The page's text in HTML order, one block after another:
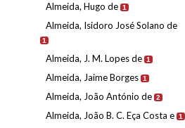
Almeida, Hugo de 1
Almeida, Isidoro José Solano de
1
Almeida, J. M. Lopes de 1
Almeida, Jaime Borges 1
Almeida, João António de 2
Almeida, João B. C. Eça Costa e 1